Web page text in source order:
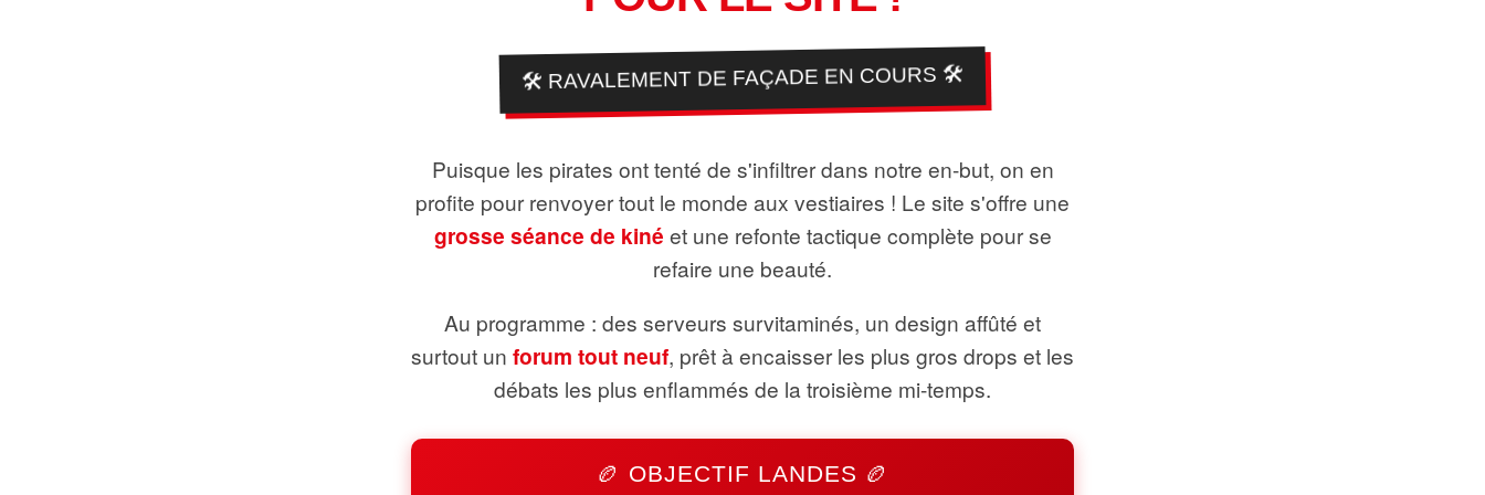
🛠️ RAVALEMENT DE FAÇADE EN COURS 🛠️
Puisque les pirates ont tenté de s'infiltrer dans notre en-but, on en
profite pour renvoyer tout le monde aux vestiaires ! Le site s'offre une
grosse séance de kiné et une refonte tactique complète pour se
refaire une beauté.
Au programme : des serveurs survitaminés, un design affûté et
surtout un forum tout neuf, prêt à encaisser les plus gros drops et les
débats les plus enflammés de la troisième mi-temps.
🏉 OBJECTIF LANDES 🏉